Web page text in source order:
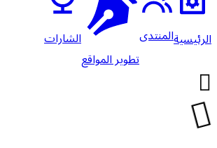
الرئيسيةالمنتدى
تطوير المواقع
الشارات